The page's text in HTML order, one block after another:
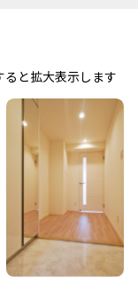
ると拡大表示します